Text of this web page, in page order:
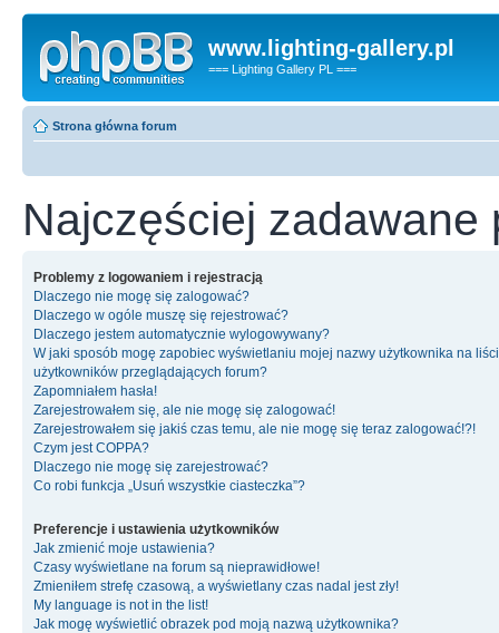
www.lighting-gallery.pl
=== Lighting Gallery PL ===
Strona główna forum
Najczęściej zadawane
Problemy z logowaniem i rejestracją
Dlaczego nie mogę się zalogować?
Dlaczego w ogóle muszę się rejestrować?
Dlaczego jestem automatycznie wylogowywany?
W jaki sposób mogę zapobiec wyświetlaniu mojej nazwy użytkownika na
użytkowników przeglądających forum?
Zapomniałem hasła!
Zarejestrowałem się, ale nie mogę się zalogować!
Zarejestrowałem się jakiś czas temu, ale nie mogę się teraz zalogować!?!
Czym jest COPPA?
Dlaczego nie mogę się zarejestrować?
Co robi funkcja „Usuń wszystkie ciasteczka”?
Preferencje i ustawienia użytkowników
Jak zmienić moje ustawienia?
Czasy wyświetlane na forum są nieprawidłowe!
Zmieniłem strefę czasową, a wyświetlany czas nadal jest zły!
My language is not in the list!
Jak mogę wyświetlić obrazek pod moją nazwą użytkownika?